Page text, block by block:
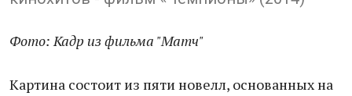
Фото: Кадр из фильма "Матч"
Картина состоит из пяти новелл, основанных на